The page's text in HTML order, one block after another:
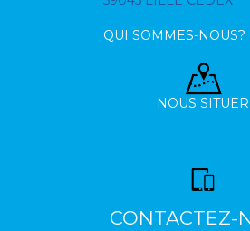
QUI SOMMES-NOUS?
NOUS SITUER
CONTACTEZ-